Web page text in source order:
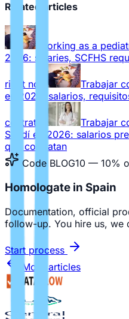
Related articles
Working as a
2026: salaries, SCFHS
right now
Trabajar
en 2026: salarios,
contratan
Trabajar
Saudí en 2026: salarios
que contratan
Code BLOG10 — 10%
Homologate in Spain
Documentation, official
follow-up. You hire us, we
Start process
More articles